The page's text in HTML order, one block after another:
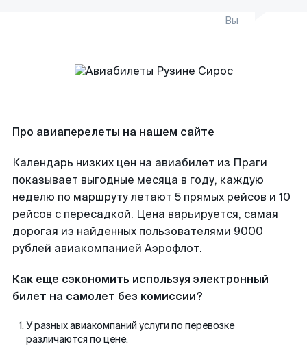
Вы
Про авиаперелеты на нашем сайте
Календарь низких цен на авиабилет из Праги
показывает выгодные месяца в году, каждую
неделю по маршруту летают 5 прямых рейсов и 10
рейсов с пересадкой. Цена варьируется, самая
дорогая из найденных пользователями 9000
рублей авиакомпанией Аэрофлот.
Как еще сэкономить используя электронный
билет на самолет без комиссии?
У разных авиакомпаний услуги по перевозке
различаются по цене.